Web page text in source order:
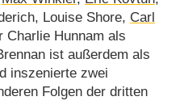
Louise Shore, Carl
Hunnam als
ist außerdem als
inszenierte zwei
Folgen der dritten